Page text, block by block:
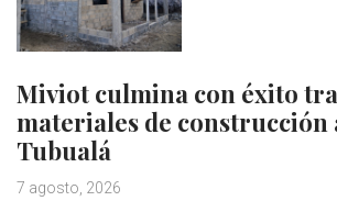
Miviot culmina con éxito
materiales de construcción
Tubualá
7 agosto, 2026